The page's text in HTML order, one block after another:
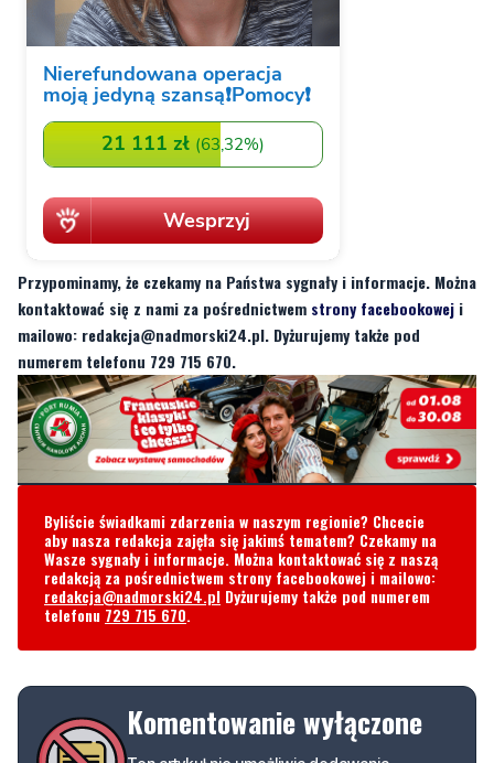
Przypominamy, że czekamy na Państwa sygnały i informacje. Można
kontaktować się z nami za pośrednictwem strony facebookowej i
mailowo: redakcja@nadmorski24.pl. Dyżurujemy także pod
numerem telefonu 729 715 670.
Byliście świadkami zdarzenia w naszym regionie? Chcecie
aby nasza redakcja zajęła się jakimś tematem? Czekamy na
Wasze sygnały i informacje. Można kontaktować się z naszą
redakcją za pośrednictwem strony facebookowej i mailowo:
redakcja@nadmorski24.pl Dyżurujemy także pod numerem
telefonu 729 715 670.
Komentowanie wyłączone